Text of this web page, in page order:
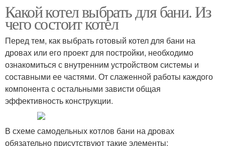
Какой котел выбрать для бани. Из
чего состоит котел
Перед тем, как выбрать готовый котел для бани на
дровах или его проект для постройки, необходимо
ознакомиться с внутренним устройством системы и
составными ее частями. От слаженной работы каждого
компонента с остальными зависти общая
эффективность конструкции.
В схеме самодельных котлов бани на дровах
обязательно присутствуют такие элементы: